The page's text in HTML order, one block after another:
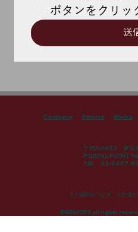
ボタンをクリッ
送
人と場所をつなぎ、まだ見
Works
Service
Company
©BEAVERS all rights
〒151-0053 東京
PORTAL POINT
TEL：03-6407-